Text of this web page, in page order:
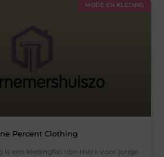
MODE EN KLEDING
Percent Clothing
is een kledingfashion merk voor jonge